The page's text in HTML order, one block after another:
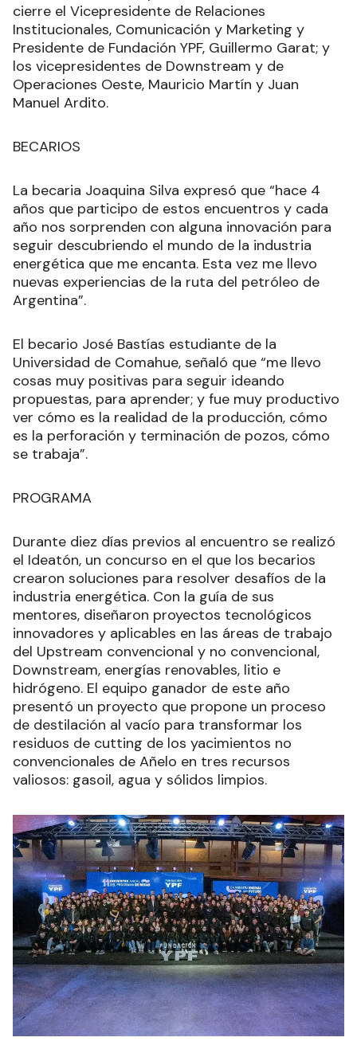
cierre el Vicepresidente de Relaciones
Institucionales, Comunicación y Marketing y
Presidente de Fundación YPF, Guillermo Garat; y
los vicepresidentes de Downstream y de
Operaciones Oeste, Mauricio Martín y Juan
Manuel Ardito.
BECARIOS
La becaria Joaquina Silva expresó que “hace 4
años que participo de estos encuentros y cada
año nos sorprenden con alguna innovación para
seguir descubriendo el mundo de la industria
energética que me encanta. Esta vez me llevo
nuevas experiencias de la ruta del petróleo de
Argentina”.
El becario José Bastías estudiante de la
Universidad de Comahue, señaló que “me llevo
cosas muy positivas para seguir ideando
propuestas, para aprender; y fue muy productivo
ver cómo es la realidad de la producción, cómo
es la perforación y terminación de pozos, cómo
se trabaja”.
PROGRAMA
Durante diez días previos al encuentro se realizó
el Ideatón, un concurso en el que los becarios
crearon soluciones para resolver desafíos de la
industria energética. Con la guía de sus
mentores, diseñaron proyectos tecnológicos
innovadores y aplicables en las áreas de trabajo
del Upstream convencional y no convencional,
Downstream, energías renovables, litio e
hidrógeno. El equipo ganador de este año
presentó un proyecto que propone un proceso
de destilación al vacío para transformar los
residuos de cutting de los yacimientos no
convencionales de Añelo en tres recursos
valiosos: gasoil, agua y sólidos limpios.